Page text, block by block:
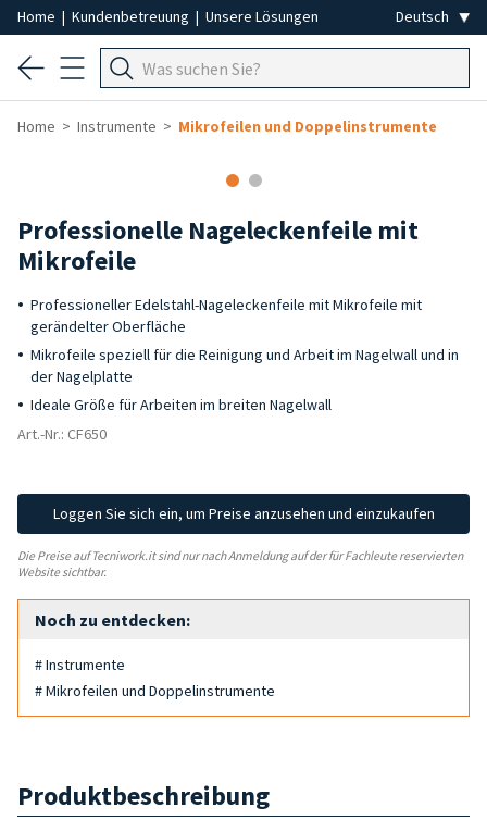
Home | Kundenbetreuung | Unsere Lösungen
Home Instrumente Mikrofeilen und Doppelinstrumente
Professionelle Nageleckenfeile mit
Mikrofeile
Professioneller Edelstahl-Nageleckenfeile mit Mikrofeile mit
gerändelter Oberfläche
Mikrofeile speziell für die Reinigung und Arbeit im Nagelwall und in
der Nagelplatte
Ideale Größe für Arbeiten im breiten Nagelwall
Art.-Nr.: CF650
Loggen Sie sich ein, um Preise anzusehen und einzukaufen
Die Preise auf Tecniwork.it sind nur nach Anmeldung auf der für Fachleute reservierten
Website sichtbar.
Noch zu entdecken:
# Instrumente
# Mikrofeilen und Doppelinstrumente
Produktbeschreibung